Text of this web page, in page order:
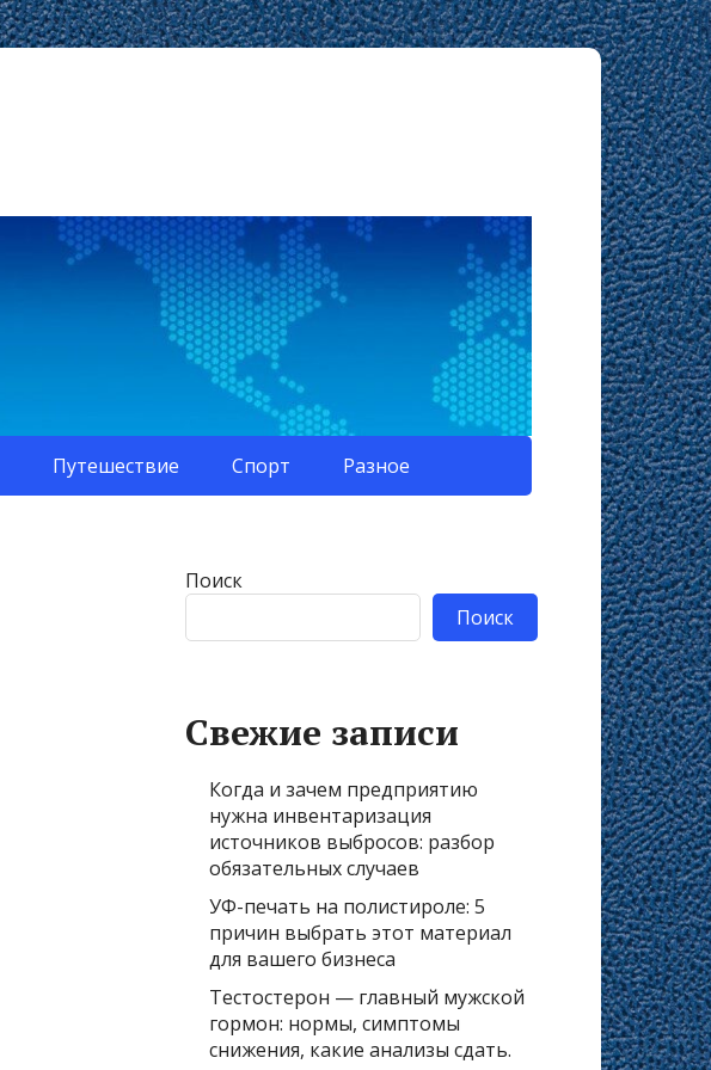
Путешествие Спорт Разное
Поиск
Поиск
Свежие записи
Когда и зачем предприятию
нужна инвентаризация
источников выбросов: разбор
обязательных случаев
УФ-печать на полистироле: 5
причин выбрать этот материал
для вашего бизнеса
Тестостерон — главный мужской
гормон: нормы, симптомы
снижения, какие анализы сдать.